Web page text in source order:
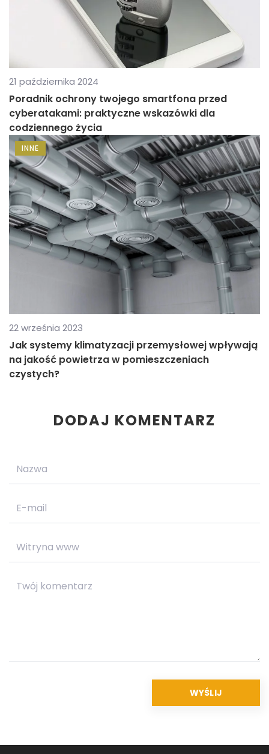
21 października 2024
Poradnik ochrony twojego smartfona przed
cyberatakami: praktyczne wskazówki dla
codziennego życia
INNE
22 września 2023
Jak systemy klimatyzacji przemysłowej wpływają
na jakość powietrza w pomieszczeniach
czystych?
DODAJ KOMENTARZ